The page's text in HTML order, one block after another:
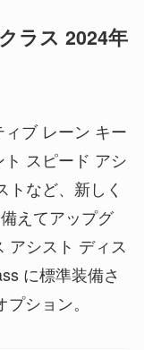
ラス 2024年
ブ レーン キー
スピード アシ
トなど、新しく
えてアップグ
アシスト ディス
に標準装備さ
ション。